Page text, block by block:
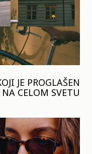
JE PROGLAŠEN
CELOM SVETU